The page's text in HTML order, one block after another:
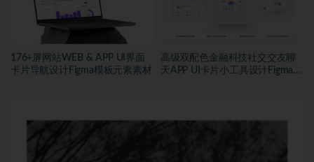
176+屏网站WEB & APP UI界面
卡片导航设计Figma模板元素素材
高级双配色金融科技社交交友聊
天APP UI卡片小工具设计Figma格